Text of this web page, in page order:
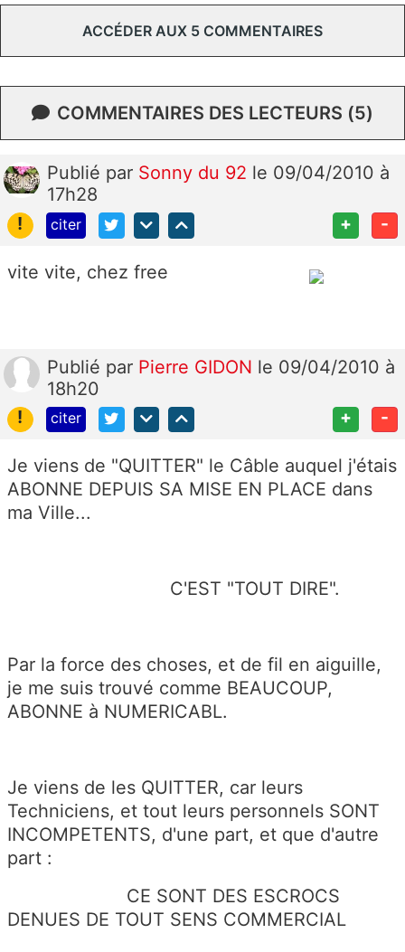
ACCÉDER AUX 5 COMMENTAIRES
COMMENTAIRES DES LECTEURS (5)
Publié par Sonny du 92 le 09/04/2010 à
17h28
!
citer + -
vite vite, chez free
Publié par Pierre GIDON le 09/04/2010 à
18h20
!
citer + -
Je viens de "QUITTER" le Câble auquel j'étais
ABONNE DEPUIS SA MISE EN PLACE dans
ma Ville...
C'EST "TOUT DIRE".
Par la force des choses, et de fil en aiguille,
je me suis trouvé comme BEAUCOUP,
ABONNE à NUMERICABL.
Je viens de les QUITTER, car leurs
Techniciens, et tout leurs personnels SONT
INCOMPETENTS, d'une part, et que d'autre
part :
CE SONT DES ESCROCS
DENUES DE TOUT SENS COMMERCIAL